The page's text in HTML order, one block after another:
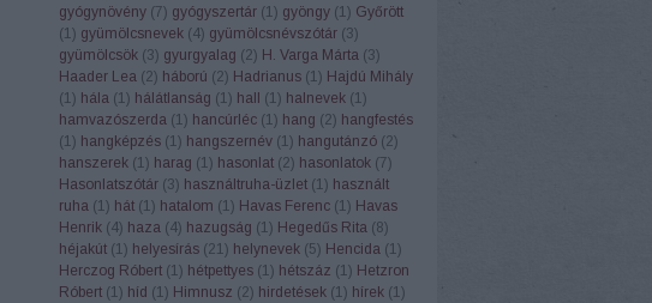
gyógynövény (7) gyógyszertár (1 ) gyöngy (1 ) Győrött
(1 ) gyümölcsnevek (4) gyümölcsnévszótár (3)
gyümölcsök (3) gyurgyalag (2) H. Varga Márta (3)
Haader Lea (2) háború (2) Hadrianus (1 ) Hajdú Mihály
(1 ) hála (1 ) hálátlanság (1 ) hall (1 ) halnevek (1 )
hamvazószerda (1 ) hancúrléc (1 ) hang (2) hangfestés
(1 ) hangképzés (1 ) hangszernév (1 ) hangutánzó (2)
hanszerek (1 ) harag (1 ) hasonlat (2) hasonlatok (7)
Hasonlatszótár (3) használtruha-üzlet (1 ) használt
ruha (1 ) hát (1 ) hatalom (1 ) Havas Ferenc (1 ) Havas
Henrik (4) haza (4) hazugság (1 ) Hegedűs Rita (8)
héjakút (1 ) helyesírás (21 ) helynevek (5) Hencida (1 )
Herczog Róbert (1 ) hétpettyes (1 ) hétszáz (1 ) Hetzron
Róbert (1 ) híd (1 ) Himnusz (2) hirdetések (1 ) hírek (1 )